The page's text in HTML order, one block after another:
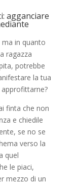
agganciare
in quanto
ragazza
potrebbe
la tua
finta che non
e chiedile
se no se
verso la
quel
le piaci,
mezzo di un